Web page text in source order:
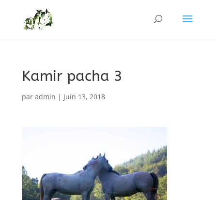
Kamir pacha 3
par admin | Juin 13, 2018